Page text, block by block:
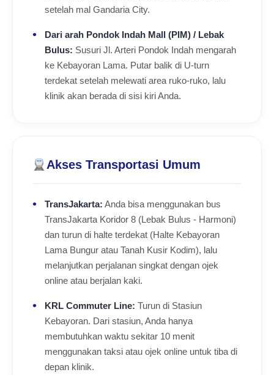
setelah mal Gandaria City.
Dari arah Pondok Indah Mall (PIM) / Lebak
Bulus: Susuri Jl. Arteri Pondok Indah mengarah
ke Kebayoran Lama. Putar balik di U-turn
terdekat setelah melewati area ruko-ruko, lalu
klinik akan berada di sisi kiri Anda.
Akses Transportasi Umum
TransJakarta: Anda bisa menggunakan bus
TransJakarta Koridor 8 (Lebak Bulus - Harmoni)
dan turun di halte terdekat (Halte Kebayoran
Lama Bungur atau Tanah Kusir Kodim), lalu
melanjutkan perjalanan singkat dengan ojek
online atau berjalan kaki.
KRL Commuter Line: Turun di Stasiun
Kebayoran. Dari stasiun, Anda hanya
membutuhkan waktu sekitar 10 menit
menggunakan taksi atau ojek online untuk tiba di
depan klinik.